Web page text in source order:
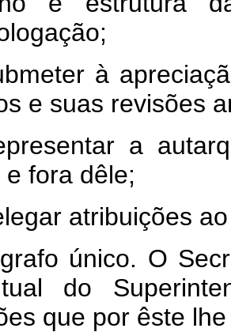
à
e suas revisões
a
e fora dêle;
atribuições
único. O
do
que por êste